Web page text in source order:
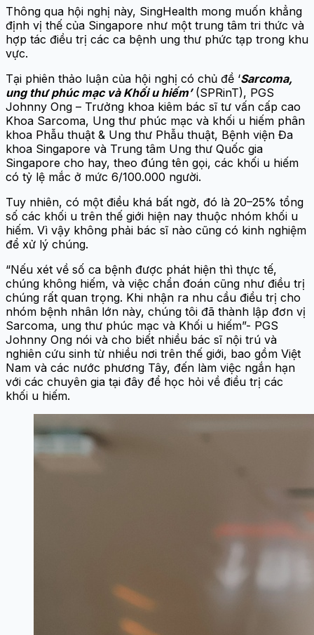
Thông qua hội nghị này, SingHealth mong muốn khẳng
định vị thế của Singapore như một trung tâm tri thức và
hợp tác điều trị các ca bệnh ung thư phức tạp trong khu
vực.
Tại phiên thảo luận của hội nghị có chủ đề ‘Sarcoma,
ung thư phúc mạc và Khối u hiếm’(SPRinT), PGS
Johnny Ong – Trưởng khoa kiêm bác sĩ tư vấn cấp cao
Khoa Sarcoma, Ung thư phúc mạc và khối u hiếm phân
khoa Phẫu thuật & Ung thư Phẫu thuật, Bệnh viện Đa
khoa Singapore và Trung tâm Ung thư Quốc gia
Singapore cho hay, theo đúng tên gọi, các khối u hiếm
có tỷ lệ mắc ở mức 6/100.000 người.
Tuy nhiên, có một điều khá bất ngờ, đó là 20–25% tổng
số các khối u trên thế giới hiện nay thuộc nhóm khối u
hiếm. Vì vậy không phải bác sĩ nào cũng có kinh nghiệm
để xử lý chúng.
“Nếu xét về số ca bệnh được phát hiện thì thực tế,
chúng không hiếm, và việc chẩn đoán cũng như điều trị
chúng rất quan trọng. Khi nhận ra nhu cầu điều trị cho
nhóm bệnh nhân lớn này, chúng tôi đã thành lập đơn vị
Sarcoma, ung thư phúc mạc và Khối u hiếm”- PGS
Johnny Ong nói và cho biết nhiều bác sĩ nội trú và
nghiên cứu sinh từ nhiều nơi trên thế giới, bao gồm Việt
Nam và các nước phương Tây, đến làm việc ngắn hạn
với các chuyên gia tại đây để học hỏi về điều trị các
khối u hiếm.